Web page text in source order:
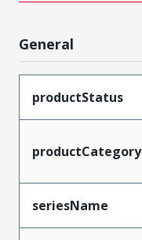
General
productStatus
productCategory
seriesName